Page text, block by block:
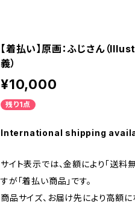
【着払い】原画：ふじさん（
義）
¥10,000
残り1点
International shipping
サイト表示では、金額により「送料
すが「着払い商品」です。
商品サイズ、お届け先により高額